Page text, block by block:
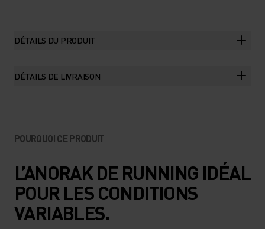
DÉTAILS DU PRODUIT
DÉTAILS DE LIVRAISON
POURQUOI CE PRODUIT
L’ANORAK DE RUNNING IDÉAL
POUR LES CONDITIONS
VARIABLES.